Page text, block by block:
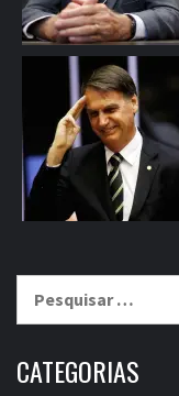
por:
CATEGORIAS